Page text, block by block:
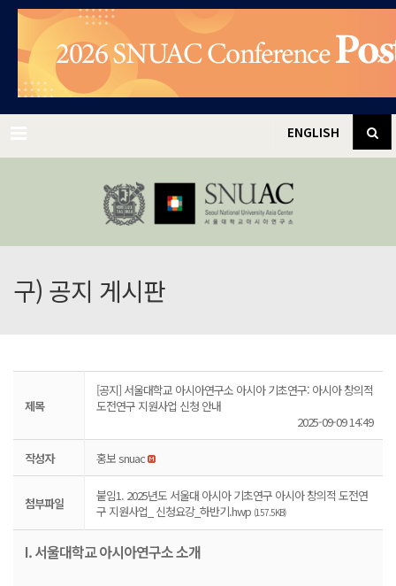
✕
ENGLISH
구) 공지 게시판
제목
[공지] 서울대학교 아시아연구소 아시아 기초연구: 아시아 창의적
도전연구 지원사업 신청 안내
2025-09-09 14:49
작성자 홍보 snuac
첨부파일
붙임1. 2025년도 서울대 아시아 기초연구 아시아 창의적 도전연
구 지원사업_ 신청요강_하반기.hwp (157.5KB)
I. 서울대학교 아시아연구소 소개